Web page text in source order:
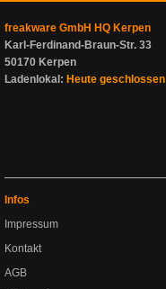
freakware GmbH HQ Kerpen
Karl-Ferdinand-Braun-Str. 33
50170 Kerpen
Ladenlokal: Heute geschlossen
Infos
Impressum
Kontakt
AGB